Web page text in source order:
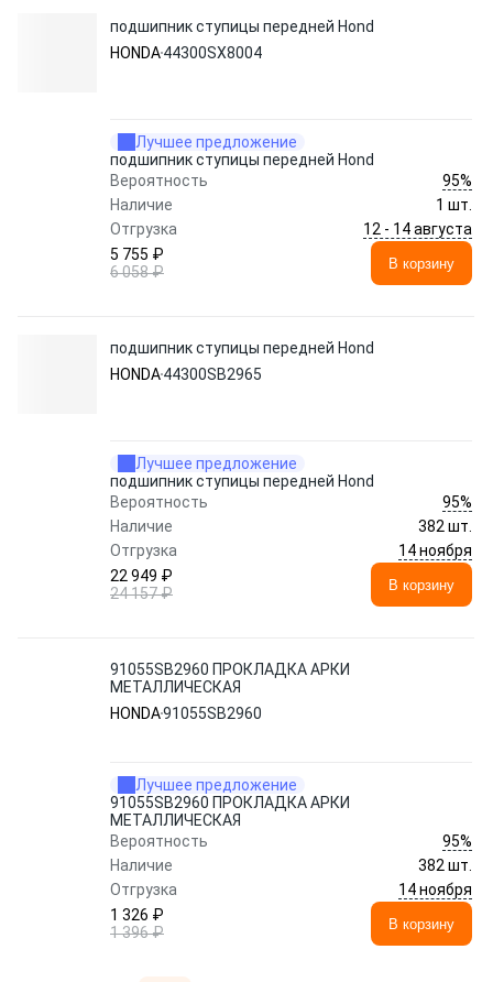
подшипник ступицы передней Hond
HONDA44300SX8004
Лучшее предложение
подшипник ступицы передней Hond
Вероятность
95%
Наличие
1 шт.
Отгрузка
12 - 14 августа
5 755 ₽
6 058 ₽
В корзину
подшипник ступицы передней Hond
HONDA44300SB2965
Лучшее предложение
подшипник ступицы передней Hond
Вероятность
95%
Наличие
382 шт.
Отгрузка
14 ноября
22 949 ₽
24 157 ₽
В корзину
91055SB2960 ПРОКЛАДКА АРКИ
МЕТАЛЛИЧЕСКАЯ
HONDA91055SB2960
Лучшее предложение
91055SB2960 ПРОКЛАДКА АРКИ
МЕТАЛЛИЧЕСКАЯ
Вероятность
95%
Наличие
382 шт.
Отгрузка
14 ноября
1 326 ₽
1 396 ₽
В корзину